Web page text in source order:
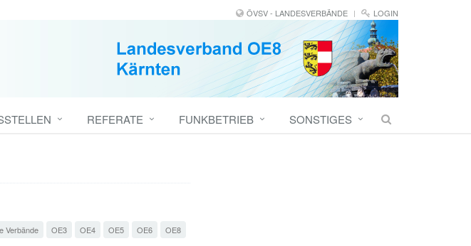
ÖVSV - LANDESVERBÄNDE LOGIN
REFERATE FUNKBETRIEB SONSTIGES
Verbände OE3 OE4 OE5 OE6
OE8